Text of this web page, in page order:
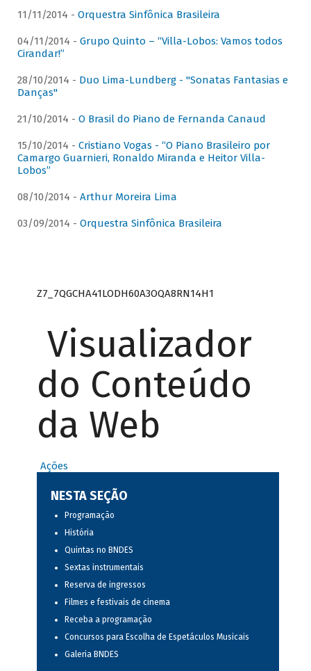
11/11/2014 - Orquestra Sinfônica Brasileira
04/11/2014 - Grupo Quinto – “Villa-Lobos: Vamos todos
Cirandar!”
28/10/2014 - Duo Lima-Lundberg - "Sonatas Fantasias e
Danças"
21/10/2014 - O Brasil do Piano de Fernanda Canaud
15/10/2014 - Cristiano Vogas - “O Piano Brasileiro por
Camargo Guarnieri, Ronaldo Miranda e Heitor Villa-
Lobos”
08/10/2014 - Arthur Moreira Lima
03/09/2014 - Orquestra Sinfônica Brasileira
Z7_7QGCHA41LODH60A3OQA8RN14H1
Visualizador
do Conteúdo
da Web
Ações
NESTA SEÇÃO
Programação
História
Quintas no BNDES
Sextas instrumentais
Reserva de ingressos
Filmes e festivais de cinema
Receba a programação
Concursos para Escolha de Espetáculos Musicais
Galeria BNDES